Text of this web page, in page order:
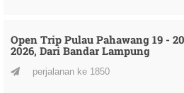
Open Trip Pulau Pahawang 19 -
2026, Dari Bandar Lampung
perjalanan ke 1850